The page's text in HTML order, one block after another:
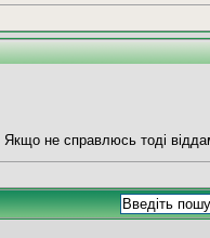
не справлюсь тоді